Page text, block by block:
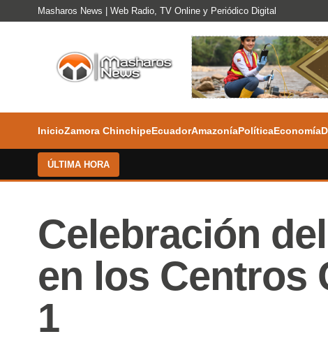
Masharos News | Web Radio, TV Online y Periódico Digital
InicioZamora ChinchipeEcuadorAmazoníaPolíticaEconomía
ÚLTIMA HORA
Celebración
en los Centros
1